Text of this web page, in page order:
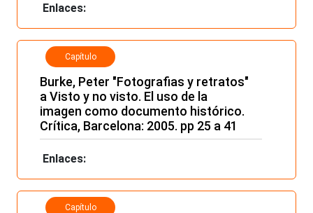
Enlaces:
Capítulo
Burke, Peter "Fotografias y retratos"
a Visto y no visto. El uso de la
imagen como documento histórico.
Crítica, Barcelona: 2005. pp 25 a 41
Enlaces:
Capítulo